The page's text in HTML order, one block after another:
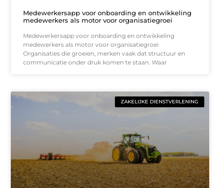
Medewerkersapp voor onboarding en ontwikkeling
medewerkers als motor voor organisatiegroei
Medewerkersapp voor onboarding en ontwikkeling
medewerkers als motor voor organisatiegroei
Organisaties die groeien, merken vaak dat structuur en
communicatie onder druk komen te staan. Waar
ZAKELIJKE DIENSTVERLENING